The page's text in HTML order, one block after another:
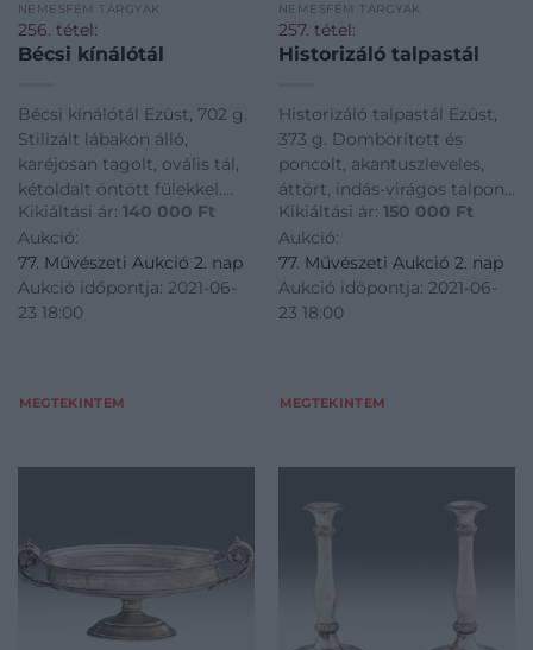
NEMESFÉM TÁRGYAK
256. tétel:
Bécsi kínálótál
Bécsi kínálótál Ezüst, 702 g.
Stilizált lábakon álló,
karéjosan tagolt, ovális tál,
kétoldalt öntött fülekkel.
Peremén bordázott
díszítmény. Jelzett: Bécs,
1900 körül, Franz Köck.
Neuwirth: I/308. M.: 37 × 24 ×
5 cm
Kikiáltási ár: 140 000 Ft
Aukció:
77. Művészeti Aukció 2. nap
Aukció időpontja: 2021-06-
23 18:00
MEGTEKINTEM
NEMESFÉM TÁRGYAK
257. tétel:
Historizáló talpastál
Historizáló talpastál Ezüst,
373 g. Domborított és
poncolt, akantuszleveles,
áttört, indás-virágos talpon
kezeiben virágkelyhet tartó
kariatida alakja. Rajta
formába fújt, savmaratott,
rózsaszínre színezett, fodros
szélű üvegtál (peremén
Kikiáltási ár: 150 000 Ft
Aukció:
77. Művészeti Aukció 2. nap
Aukció időpontja: 2021-06-
23 18:00
MEGTEKINTEM